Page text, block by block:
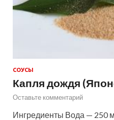
СОУСЫ
Капля дождя
Оставьте комментарий
Ингредиенты Вода — 250